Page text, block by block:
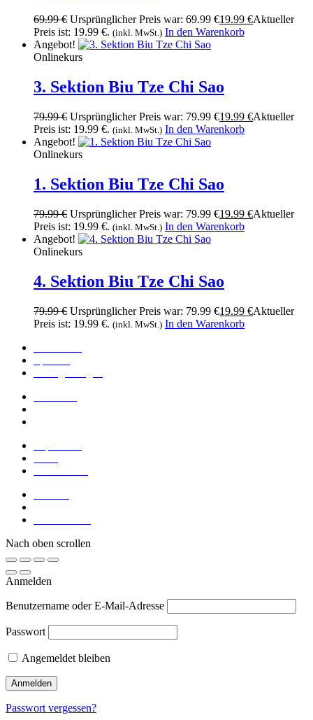
69.99€ Ursprünglicher Preis war: 69.99 €19.99 €Aktueller
Preis ist: 19.99 €. (inkl. MwSt.) In den Warenkorb
Angebot!
Onlinekurs
3. Sektion Biu Tze Chi Sao
79.99€ Ursprünglicher Preis war: 79.99 €19.99 €Aktueller
Preis ist: 19.99 €. (inkl. MwSt.) In den Warenkorb
Angebot!
Onlinekurs
1. Sektion Biu Tze Chi Sao
79.99€ Ursprünglicher Preis war: 79.99 €19.99 €Aktueller
Preis ist: 19.99 €. (inkl. MwSt.) In den Warenkorb
Angebot!
Onlinekurs
4. Sektion Biu Tze Chi Sao
79.99€ Ursprünglicher Preis war: 79.99 €19.99 €Aktueller
Preis ist: 19.99 €. (inkl. MwSt.) In den Warenkorb
Nach oben scrollen
Anmelden
Benutzername oder E-Mail-Adresse
Passwort
Angemeldet bleiben
Passwort vergessen?